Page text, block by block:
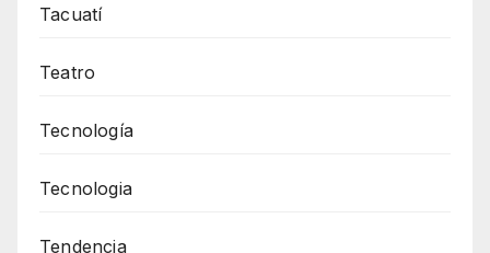
Tacuatí
Teatro
Tecnología
Tecnologia
Tendencia